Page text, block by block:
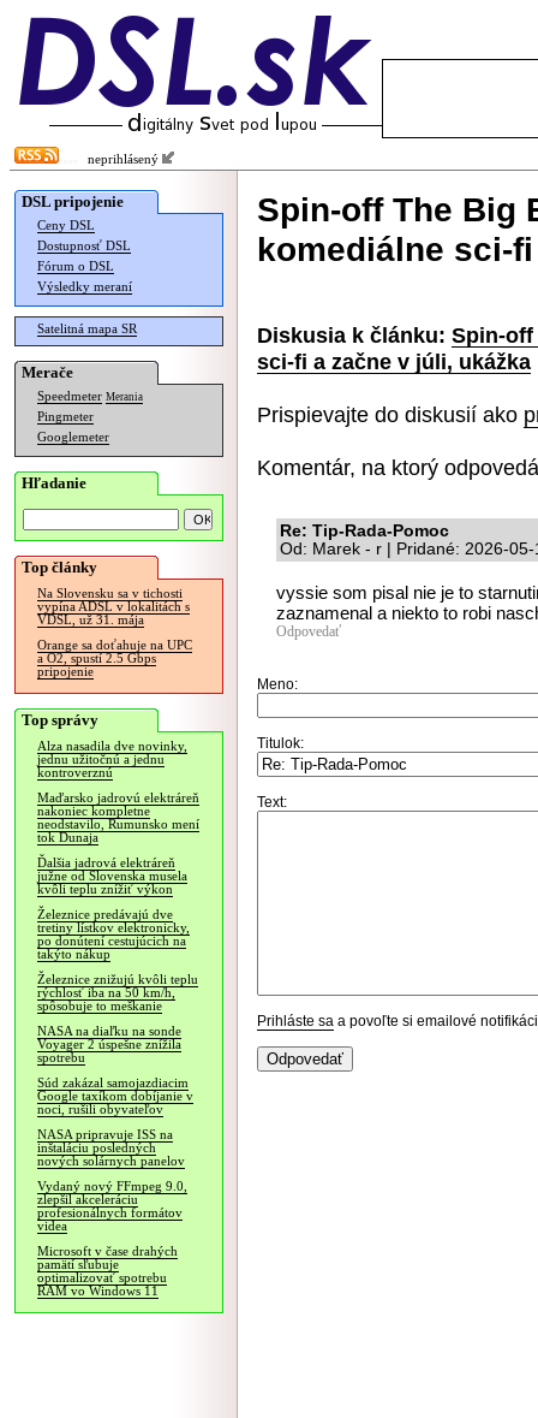
neprihlásený
DSL pripojenie
Ceny DSL
Dostupnosť DSL
Fórum o DSL
Výsledky meraní
Satelitná mapa SR
Merače
Speedmeter Merania
Pingmeter
Googlemeter
Hľadanie
Top články
Na Slovensku sa v tichosti
vypína ADSL v lokalitách s
VDSL, už 31. mája
Orange sa doťahuje na UPC
a O2, spustí 2.5 Gbps
pripojenie
Top správy
Alza nasadila dve novinky,
jednu užitočnú a jednu
kontroverznú
Maďarsko jadrovú elektráreň
nakoniec kompletne
neodstavilo, Rumunsko mení
tok Dunaja
Ďalšia jadrová elektráreň
južne od Slovenska musela
kvôli teplu znížiť výkon
Železnice predávajú dve
tretiny lístkov elektronicky,
po donútení cestujúcich na
takýto nákup
Železnice znižujú kvôli teplu
rýchlosť iba na 50 km/h,
spôsobuje to meškanie
NASA na diaľku na sonde
Voyager 2 úspešne znížila
spotrebu
Súd zakázal samojazdiacim
Google taxíkom dobíjanie v
noci, rušili obyvateľov
NASA pripravuje ISS na
inštaláciu posledných
nových solárnych panelov
Vydaný nový FFmpeg 9.0,
zlepšil akceleráciu
profesionálnych formátov
videa
Microsoft v čase drahých
pamätí sľubuje
optimalizovať spotrebu
RAM vo Windows 11
Spin-off The Big
komediálne sci-
Diskusia k článku: Spin-off
sci-fi a začne v júli, ukážka
Prispievajte do diskusií ako
Komentár, na ktorý
Re: Tip-Rada-Pomoc
Od: Marek - r | Pridané: 2026-
vyssie som pisal nie je to
zaznamenal a niekto to robi
Odpovedať
Meno:
Titulok:
Text:
Prihláste sa a povoľte si emailové